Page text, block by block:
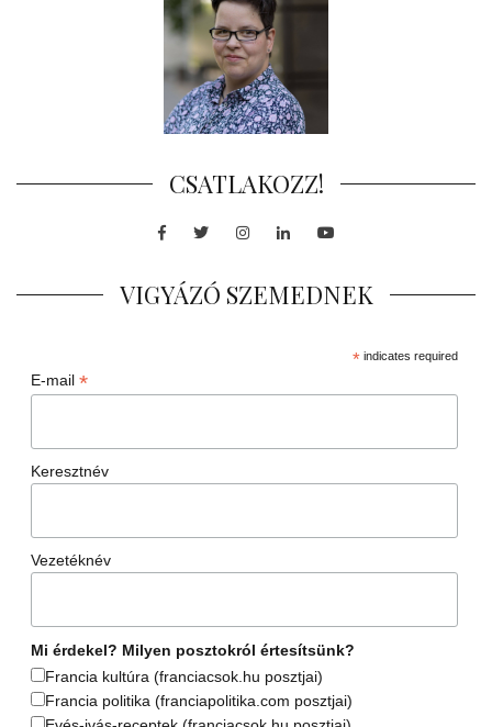
CSATLAKOZZ!
Facebook
TwitterInstagram
LinkedInYoutube
VIGYÁZÓ SZEMEDNEK
*indicates required
E-mail *
Keresztnév
Vezetéknév
Mi érdekel? Milyen posztokról értesítsünk?
Francia kultúra (franciacsok.hu posztjai)
Francia politika (franciapolitika.com posztjai)